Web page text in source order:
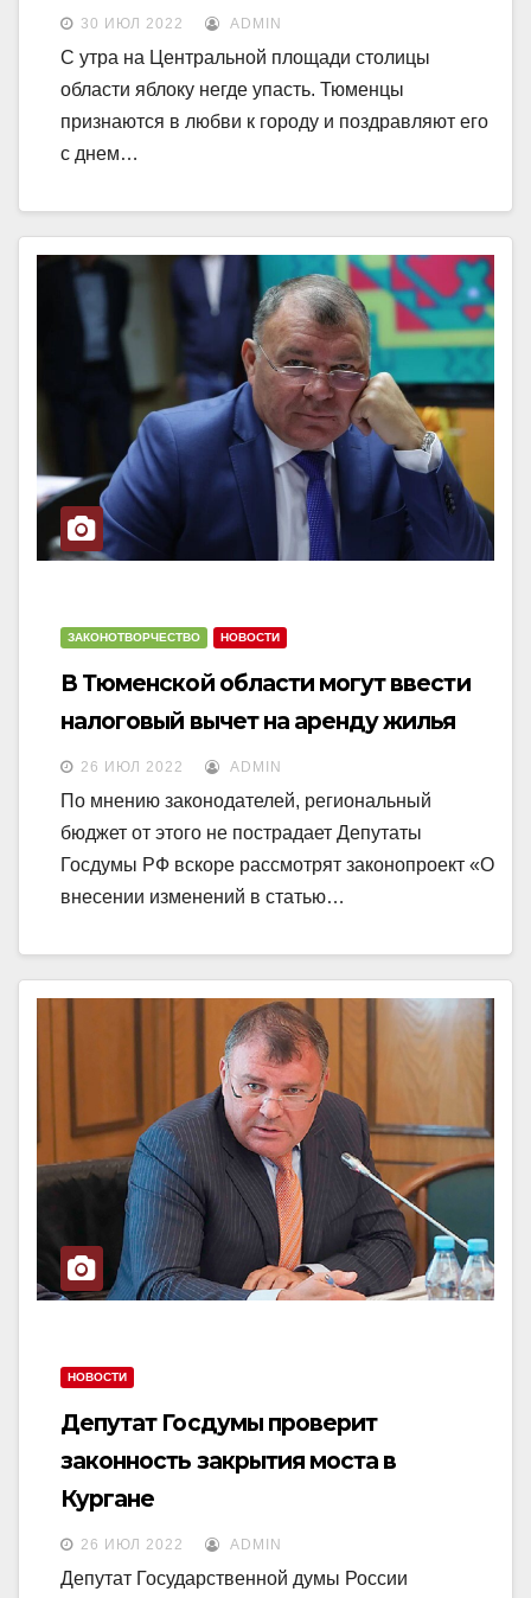
30 ИЮЛ 2022 ADMIN
С утра на Центральной площади столицы
области яблоку негде упасть. Тюменцы
признаются в любви к городу и поздравляют его
с днем…
ЗАКОНОТВОРЧЕСТВО НОВОСТИ
В Тюменской области могут ввести
налоговый вычет на аренду жилья
26 ИЮЛ 2022 ADMIN
По мнению законодателей, региональный
бюджет от этого не пострадает Депутаты
Госдумы РФ вскоре рассмотрят законопроект «О
внесении изменений в статью…
НОВОСТИ
Депутат Госдумы проверит
законность закрытия моста в
Кургане
26 ИЮЛ 2022 ADMIN
Депутат Государственной думы России